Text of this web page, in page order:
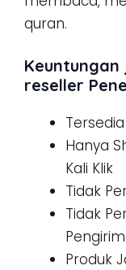
quran.
reseller
Hanya
Kali Klik
Tidak
Tidak
Produk